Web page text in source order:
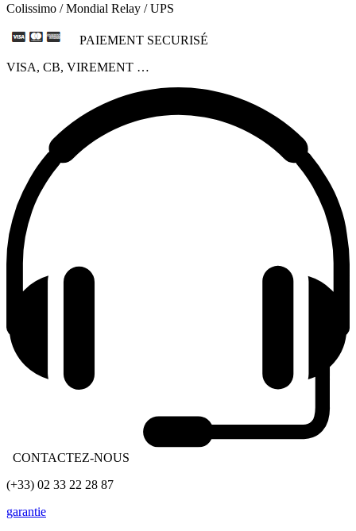
Colissimo / Mondial Relay / UPS
PAIEMENT SECURISÉ
VISA, CB, VIREMENT …
CONTACTEZ-NOUS
(+33) 02 33 22 28 87
garantie